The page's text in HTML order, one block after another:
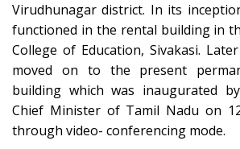
Virudhunagar district. In its
functioned in the rental building in
College of Education, Sivakasi.
moved on to the present
building which was inaugurated
Chief Minister of Tamil Nadu on
through video- conferencing mode.